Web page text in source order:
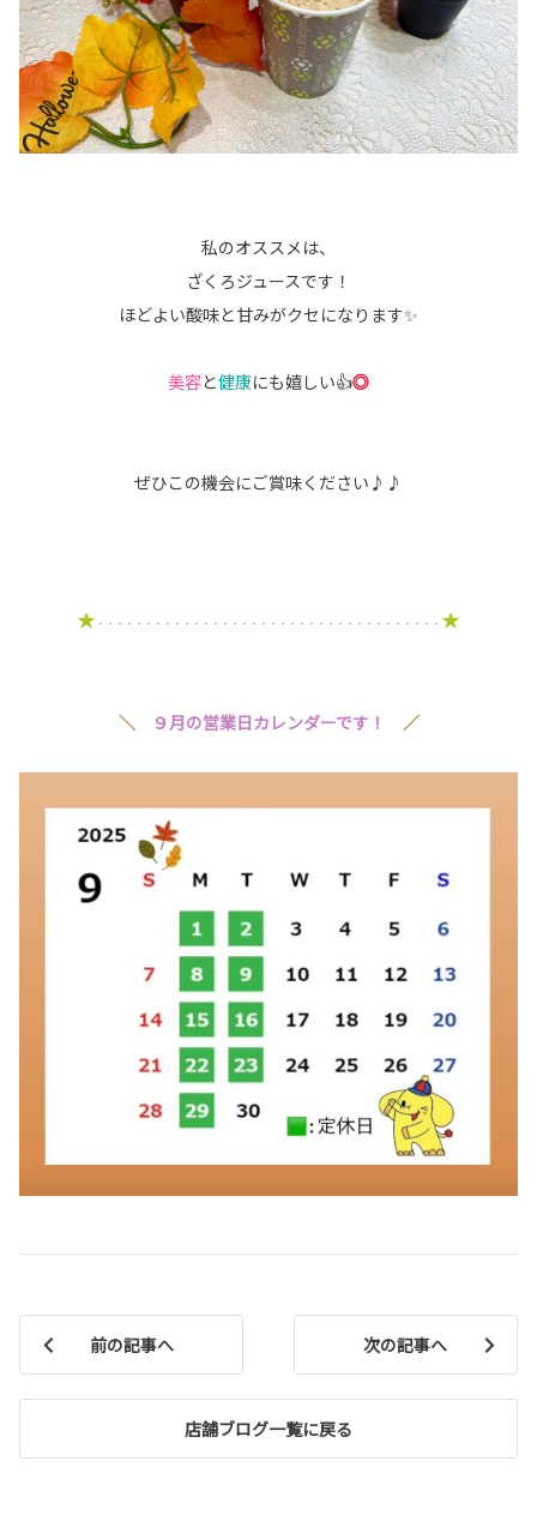
私のオススメは、
ざくろジュースです！
ほどよい酸味と甘みがクセになります✨
美容と健康にも嬉しい👍◎
ぜひこの機会にご賞味ください♪♪
★ ・・・・・・・・・・・・・・・・・・・・・・・・・・・・・・・・・・・・ ★
＼ ９月の営業日カレンダーです！ ／
前の記事へ
店舗ブログ一覧に戻る
次の記事へ